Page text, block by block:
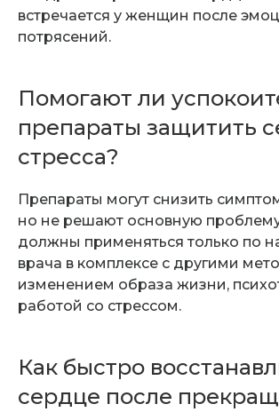
встречается у женщин после
потрясений.
Помогают ли
препараты защитить
стресса?
Препараты могут снизить
но не решают основную
должны применяться только по
врача в комплексе с другими
изменением образа жизни,
работой со стрессом.
Как быстро
сердце после